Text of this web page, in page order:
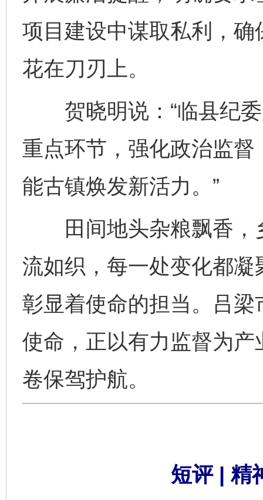
项目建设中谋取私利，
花在刀刃上。
贺晓明说：“临县纪委
重点环节，强化政治监
能古镇焕发新活力。”
田间地头杂粮飘香，
流如织，每一处变化都
彰显着使命的担当。吕
使命，正以有力监督为
卷保驾护航。
短评 | 精